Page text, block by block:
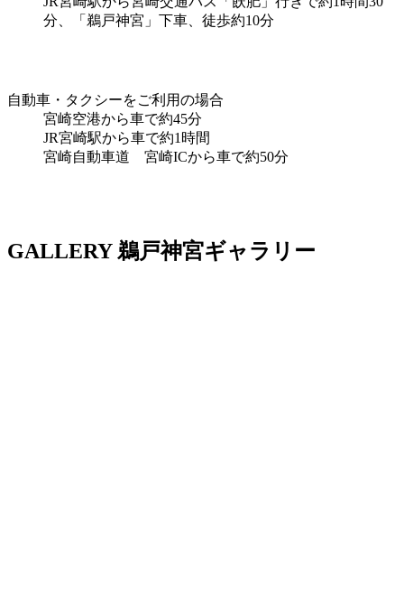
分、「鵜戸神宮」下車、徒歩約10分
自動車・タクシーをご利用の場合
宮崎空港から車で約45分
JR宮崎駅から車で約1時間
宮崎自動車道 宮崎ICから車で約50分
GALLERY 鵜戸神宮ギャラリー